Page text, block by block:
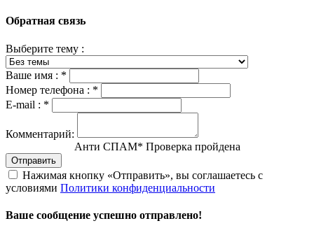
Обратная связь
Выберите тему :
Ваше имя : *
Номер телефона : *
E-mail : *
Комментарий:
Анти СПАМ* Проверка пройдена
Отправить
Нажимая кнопку «Отправить», вы соглашаетесь с
условиями Политики конфиденциальности
Ваше сообщение успешно отправлено!